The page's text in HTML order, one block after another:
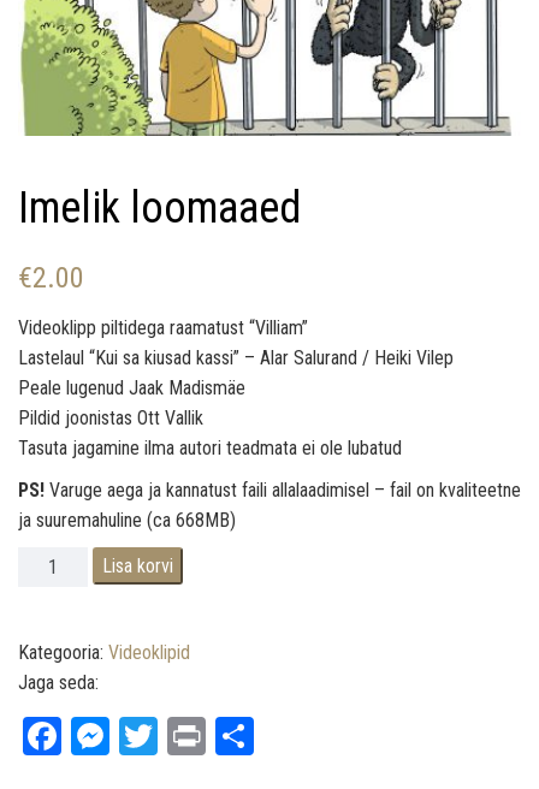
v
a
Imelik loomaaed
€2.00
Videoklipp piltidega raamatust “Villiam”
Lastelaul “Kui sa kiusad kassi” – Alar Salurand / Heiki Vilep
Peale lugenud Jaak Madismäe
Pildid joonistas Ott Vallik
Tasuta jagamine ilma autori teadmata ei ole lubatud
PS! Varuge aega ja kannatust faili allalaadimisel – fail on kvaliteetne
ja suuremahuline (ca 668MB)
Imelik loomaaed kogus
Lisa korvi
Kategooria: Videoklipid
Jaga seda:
Fa M
T
Pr